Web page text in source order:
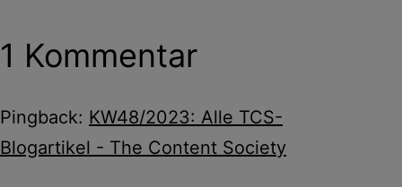
1 Kommentar
Pingback: KW48/2023: Alle TCS-
Blogartikel - The Content Society